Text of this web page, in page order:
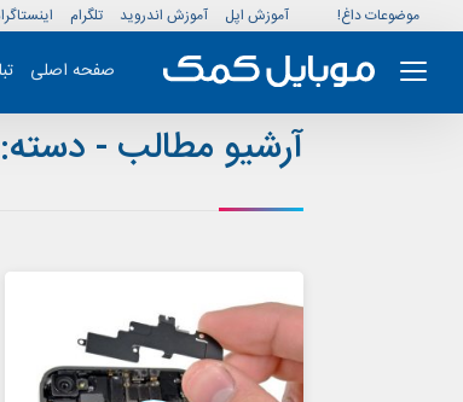
موضوعات داغ! آموزش اپل آموزش اندروید تلگرام
صفحه اصلی
آرشیو مطالب - دسته: